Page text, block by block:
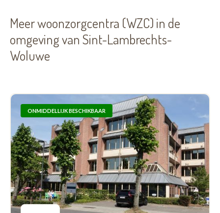
Meer woonzorgcentra (WZC) in de
omgeving van Sint-Lambrechts-
Woluwe
ONMIDDELLIJK BESCHIKBAAR